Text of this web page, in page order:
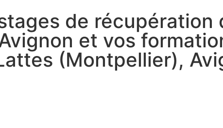
de
et vos
(Montpellier),